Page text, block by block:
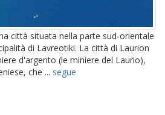
città situata nella parte sud-orientale
di Lavreotiki. La città di Laurion
d'argento (le miniere del Laurio),
che ... segue